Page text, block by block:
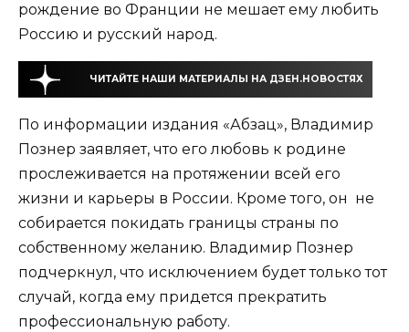
рождение во Франции не мешает ему любить
Россию и русский народ.
ЧИТАЙТЕ НАШИ МАТЕРИАЛЫ НА ДЗЕН.НОВОСТЯХ
По информации издания «Абзац», Владимир
Познер заявляет, что его любовь к родине
прослеживается на протяжении всей его
жизни и карьеры в России. Кроме того, он не
собирается покидать границы страны по
собственному желанию. Владимир Познер
подчеркнул, что исключением будет только тот
случай, когда ему придется прекратить
профессиональную работу.